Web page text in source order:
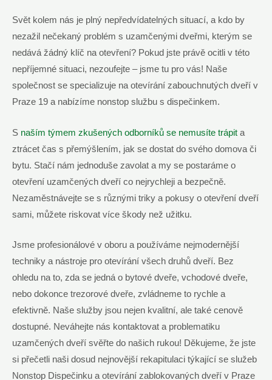
Svět kolem nás je plný nepředvídatelných situací, a kdo by
nezažil nečekaný problém s uzamčenými dveřmi, kterým se
nedává žádný klíč na otevření? Pokud jste právě ocitli v této
nepříjemné situaci, nezoufejte – jsme tu pro vás! Naše
společnost se specializuje na otevírání zabouchnutých dveří v
Praze 19 a nabízíme nonstop službu s dispečinkem.
S naším týmem zkušených odborníků se nemusíte trápit a
ztrácet čas s přemýšlením, jak se dostat do svého domova či
bytu. Stačí nám jednoduše zavolat a my se postaráme o
otevření uzamčených dveří co nejrychleji a bezpečně.
Nezaměstnávejte se s různými triky a pokusy o otevření dveří
sami, můžete riskovat více škody než užitku.
Jsme profesionálové v oboru a používáme nejmodernější
techniky a nástroje pro otevírání všech druhů dveří. Bez
ohledu na to, zda se jedná o bytové dveře, vchodové dveře,
nebo dokonce trezorové dveře, zvládneme to rychle a
efektivně. Naše služby jsou nejen kvalitní, ale také cenově
dostupné. Neváhejte nás kontaktovat a problematiku
uzamčených dveří svěřte do našich rukou! Děkujeme, že jste
si přečetli naši dosud nejnovější rekapitulaci týkající se služeb
Nonstop Dispečinku a otevírání zablokovaných dveří v Praze